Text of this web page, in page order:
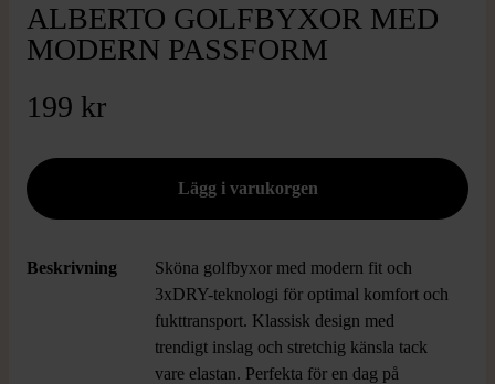
ALBERTO GOLFBYXOR MED
MODERN PASSFORM
199 kr
Beskrivning
Sköna golfbyxor med modern fit och
3xDRY-teknologi för optimal komfort och
fukttransport. Klassisk design med
trendigt inslag och stretchig känsla tack
vare elastan. Perfekta för en dag på